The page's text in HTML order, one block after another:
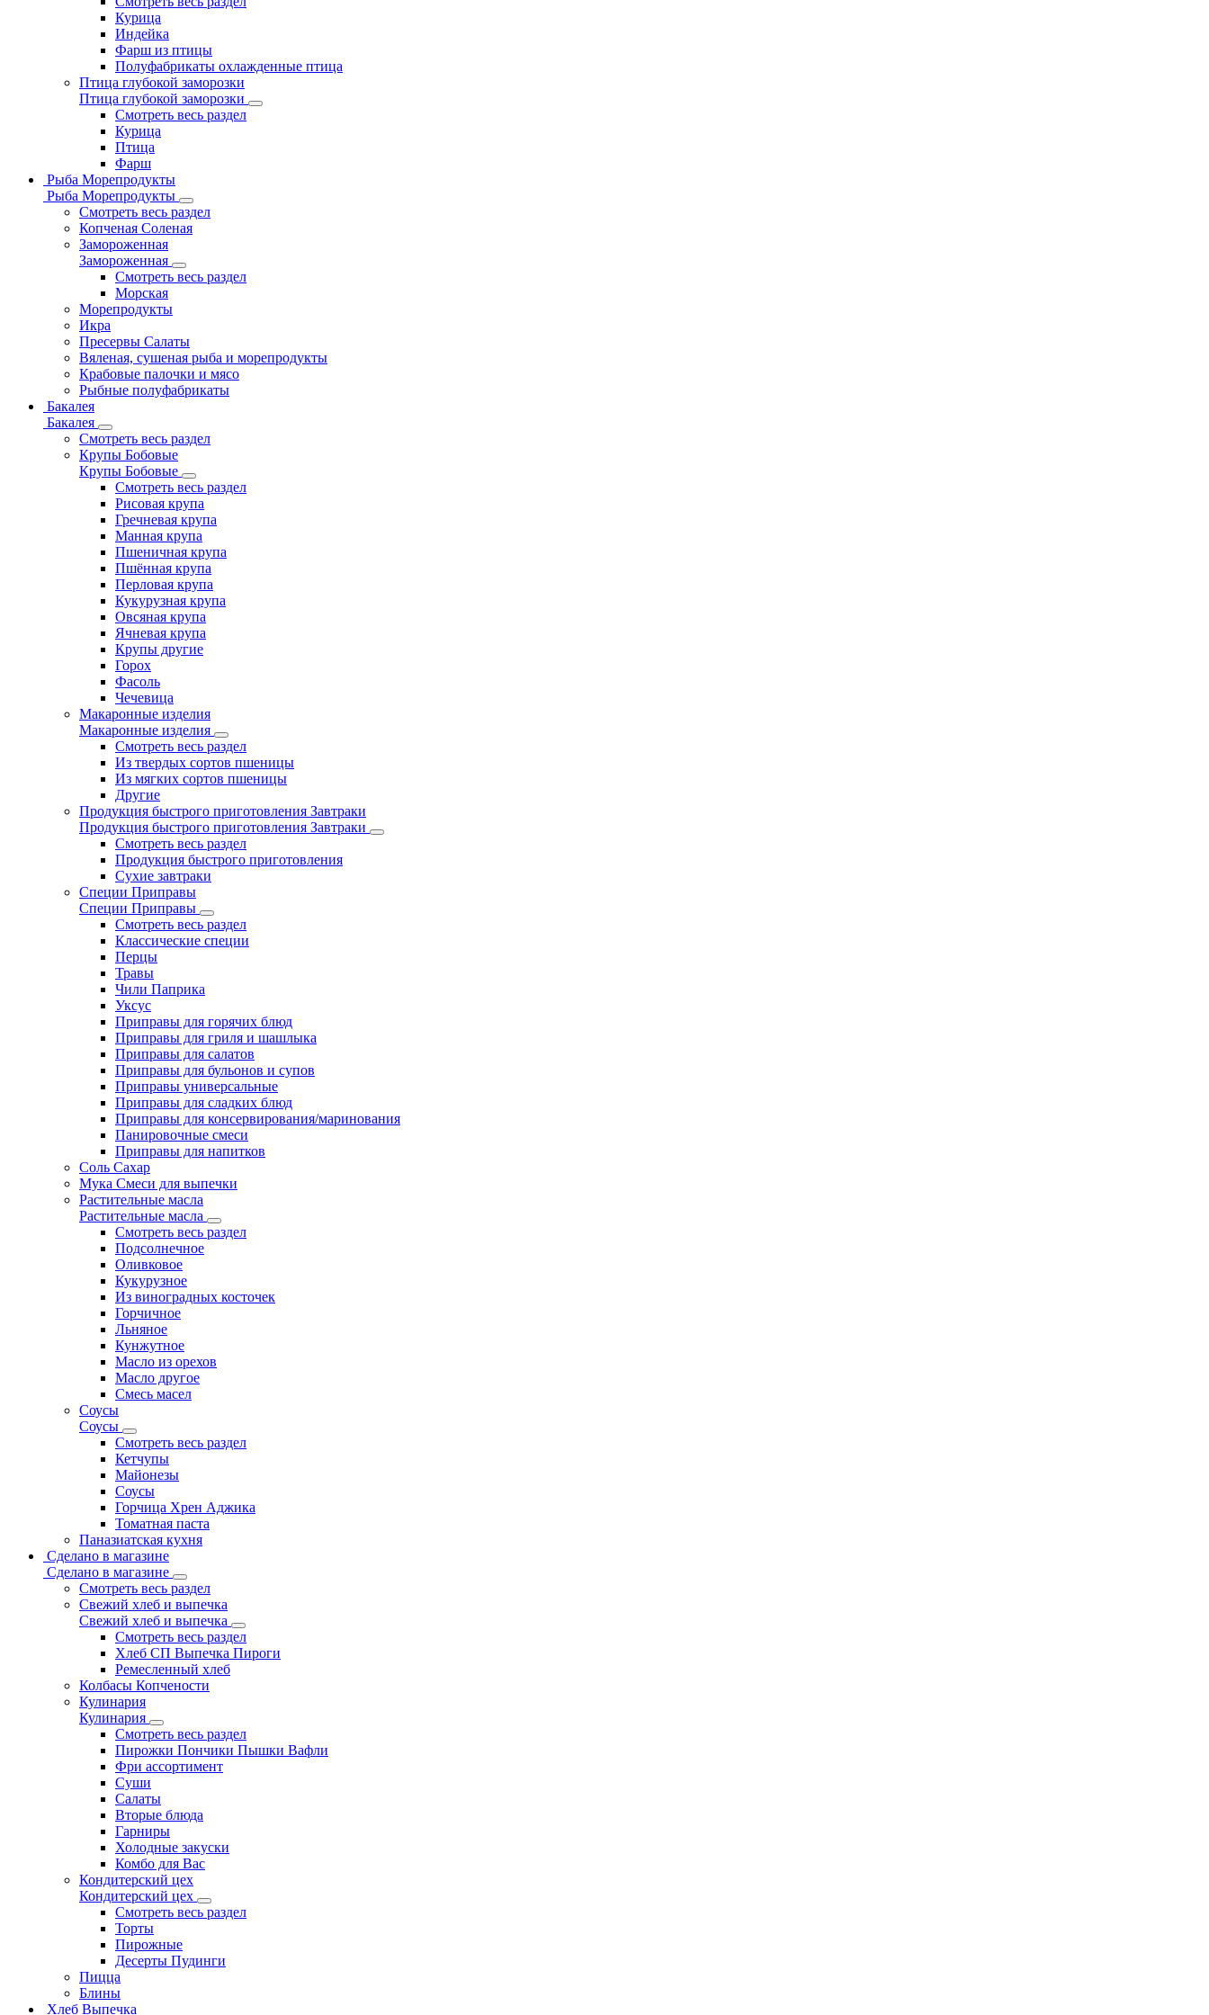
Курица
Индейка
Фарш из птицы
Полуфабрикаты охлажденные птица
Птица глубокой заморозки
Птица глубокой заморозки
Смотреть весь раздел
Курица
Птица
Фарш
Рыба Морепродукты
Рыба Морепродукты
Смотреть весь раздел
Копченая Соленая
Замороженная
Замороженная
Смотреть весь раздел
Морская
Морепродукты
Икра
Пресервы Салаты
Вяленая, сушеная рыба и морепродукты
Крабовые палочки и мясо
Рыбные полуфабрикаты
Бакалея
Бакалея
Смотреть весь раздел
Крупы Бобовые
Крупы Бобовые
Смотреть весь раздел
Рисовая крупа
Гречневая крупа
Манная крупа
Пшеничная крупа
Пшённая крупа
Перловая крупа
Кукурузная крупа
Овсяная крупа
Ячневая крупа
Крупы другие
Горох
Фасоль
Чечевица
Макаронные изделия
Макаронные изделия
Смотреть весь раздел
Из твердых сортов пшеницы
Из мягких сортов пшеницы
Другие
Продукция быстрого приготовления Завтраки
Продукция быстрого приготовления Завтраки
Смотреть весь раздел
Продукция быстрого приготовления
Сухие завтраки
Специи Приправы
Специи Приправы
Смотреть весь раздел
Классические специи
Перцы
Травы
Чили Паприка
Уксус
Приправы для горячих блюд
Приправы для гриля и шашлыка
Приправы для салатов
Приправы для бульонов и супов
Приправы универсальные
Приправы для сладких блюд
Приправы для консервирования/маринования
Панировочные смеси
Приправы для напитков
Соль Сахар
Мука Смеси для выпечки
Растительные масла
Растительные масла
Смотреть весь раздел
Подсолнечное
Оливковое
Кукурузное
Из виноградных косточек
Горчичное
Льняное
Кунжутное
Масло из орехов
Масло другое
Смесь масел
Соусы
Соусы
Смотреть весь раздел
Кетчупы
Майонезы
Соусы
Горчица Хрен Аджика
Томатная паста
Паназиатская кухня
Сделано в магазине
Сделано в магазине
Смотреть весь раздел
Свежий хлеб и выпечка
Свежий хлеб и выпечка
Смотреть весь раздел
Хлеб СП Выпечка Пироги
Ремесленный хлеб
Колбасы Копчености
Кулинария
Кулинария
Смотреть весь раздел
Пирожки Пончики Пышки Вафли
Фри ассортимент
Суши
Салаты
Вторые блюда
Гарниры
Холодные закуски
Комбо для Вас
Кондитерский цех
Кондитерский цех
Смотреть весь раздел
Торты
Пирожные
Десерты Пудинги
Пицца
Блины
Хлеб Выпечка